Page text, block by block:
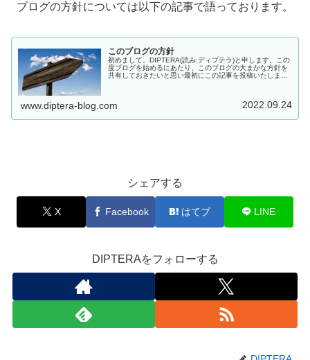
ブログの方針については以下の記事で語っております。
このブログの方針
初めまして。DIPTERA(読み:ディプテラ)と申します。この
度ブログを始めるにあたり、このブログの大まかな方針を
共有しておきたいと思い最初にこの記事を投稿いたしまし
www.diptera-blog.com 2022.09.24
シェアする
X Facebook はてブ LINE
DIPTERAをフォローする